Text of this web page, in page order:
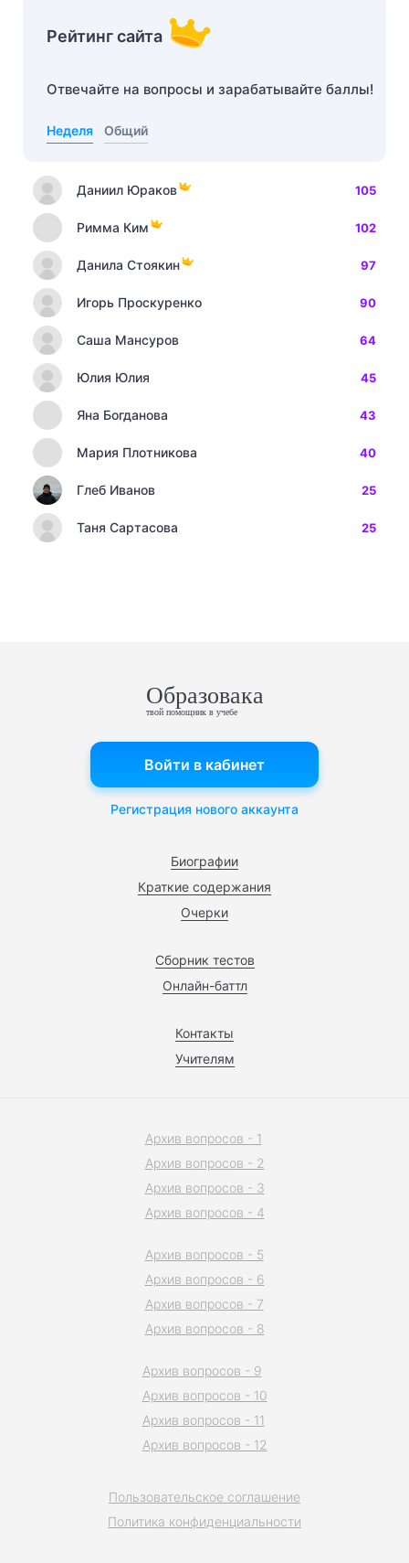
Рейтинг сайта
Отвечайте на вопросы и зарабатывайте баллы!
Неделя Общий
Даниил Юраков 105
Римма Ким 102
Данила Стоякин 97
Игорь Проскуренко 90
Саша Мансуров 64
Юлия Юлия 45
Яна Богданова 43
Мария Плотникова 40
Глеб Иванов 25
Таня Сартасова 25
Образовака
твой помощник в учебе
Биографии
Краткие содержания
Очерки
Сборник тестов
Онлайн-баттл
Контакты
Учителям
Войти в кабинет
Регистрация нового аккаунта
Пользовательское соглашение
Политика конфиденциальности
Архив вопросов - 1
Архив вопросов - 2
Архив вопросов - 3
Архив вопросов - 4
Архив вопросов - 5
Архив вопросов - 6
Архив вопросов - 7
Архив вопросов - 8
Архив вопросов - 9
Архив вопросов - 10
Архив вопросов - 11
Архив вопросов - 12